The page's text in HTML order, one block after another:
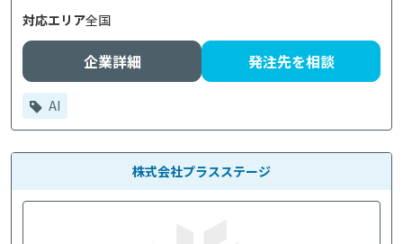
対応エリア全国
企業詳細 発注先を相談
AI
株式会社プラスステージ